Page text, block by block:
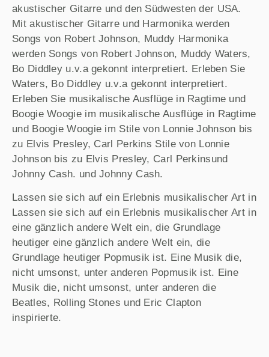
akustischer Gitarre und den Südwesten der USA.
Mit akustischer Gitarre und Harmonika werden
Songs von Robert Johnson, Muddy Harmonika
werden Songs von Robert Johnson, Muddy Waters,
Bo Diddley u.v.a gekonnt interpretiert. Erleben Sie
Waters, Bo Diddley u.v.a gekonnt interpretiert.
Erleben Sie musikalische Ausflüge in Ragtime und
Boogie Woogie im musikalische Ausflüge in Ragtime
und Boogie Woogie im Stile von Lonnie Johnson bis
zu Elvis Presley, Carl Perkins Stile von Lonnie
Johnson bis zu Elvis Presley, Carl Perkinsund
Johnny Cash. und Johnny Cash.
Lassen sie sich auf ein Erlebnis musikalischer Art in
Lassen sie sich auf ein Erlebnis musikalischer Art in
eine gänzlich andere Welt ein, die Grundlage
heutiger eine gänzlich andere Welt ein, die
Grundlage heutiger Popmusik ist. Eine Musik die,
nicht umsonst, unter anderen Popmusik ist. Eine
Musik die, nicht umsonst, unter anderen die
Beatles, Rolling Stones und Eric Clapton
inspirierte.